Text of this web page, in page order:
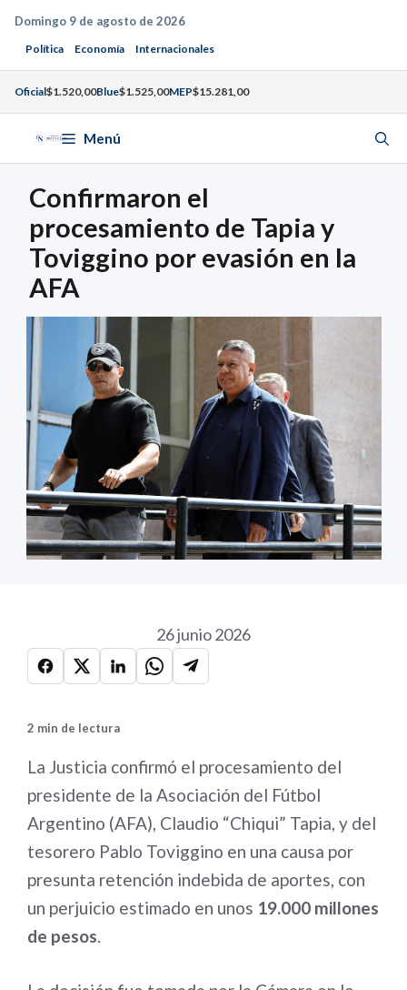
Saltar
contenido
Domingo 9 de agosto de 2026
Política Economía Internacionales
Oficial$1.520,00Blue$1.525,00MEP$15.281,00
Menú
Confirmaron el
procesamiento de Tapia y
Toviggino por evasión en la
AFA
26 junio 2026
2 min de lectura
La Justicia confirmó el procesamiento del
presidente de la Asociación del Fútbol
Argentino (AFA), Claudio “Chiqui” Tapia, y del
tesorero Pablo Toviggino en una causa por
presunta retención indebida de aportes, con
un perjuicio estimado en unos 19.000 millones
de pesos.